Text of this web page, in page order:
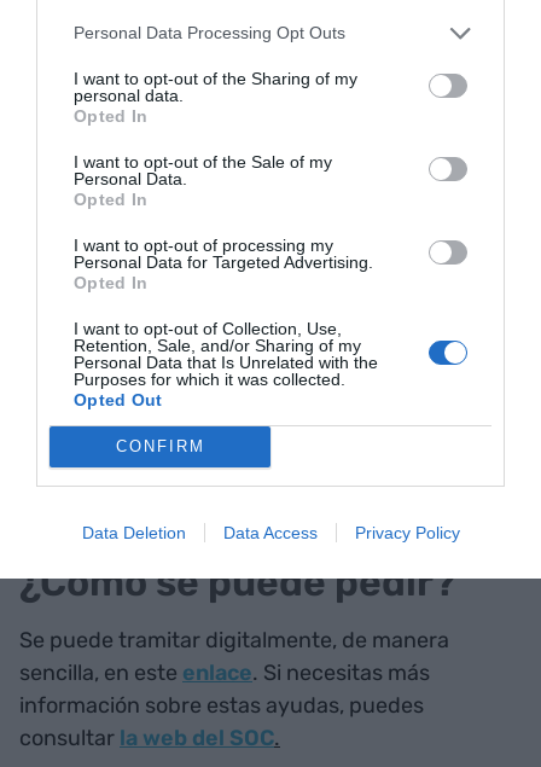
Personal Data Processing Opt Outs
I want to opt-out of the Sharing of my
personal data.
Opted In
I want to opt-out of the Sale of my
Personal Data.
Opted In
I want to opt-out of processing my
Personal Data for Targeted Advertising.
Opted In
I want to opt-out of Collection, Use,
Retention, Sale, and/or Sharing of my
Personal Data that Is Unrelated with the
Purposes for which it was collected.
Opted Out
CONFIRM
Data Deletion Data Access Privacy Policy
Pega, SAP y Linux, entre otros), Big data,
inteligencia artificial; PYTHON, JAVA, SWIFT, C++,
Protección de datos, Seguridad informática,
Ciberseguridad...
Economía verde
térmica y fotovoltaica; Organización y proyectos
de instalaciones solares térmicas; Tecnologías del
vida; Eficiencia energética...
Economía productiva
vehículos eléctricos de alto voltaje, Carnés de
conducir (camión, coche, grúa...); Resistencia al
¿Cómo se puede pedir?
Se puede tramitar digitalmente, de manera
sencilla, en este enlace. Si necesitas más
información sobre estas ayudas, puedes
consultar la web del SOC.